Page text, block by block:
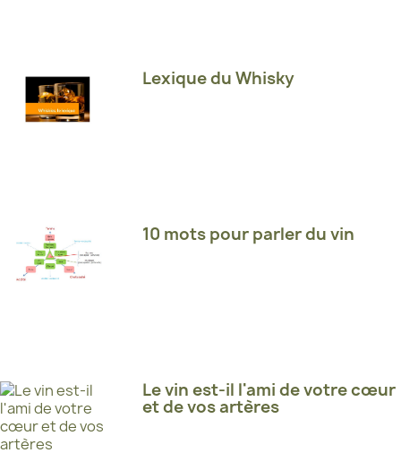
Lexique du Whisky
10 mots pour parler du vin
Le vin est-il l'ami de votre cœur
et de vos artères